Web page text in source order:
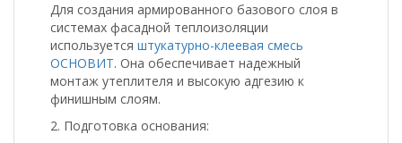
Для создания армированного базового слоя в
системах фасадной теплоизоляции
используется штукатурно-клеевая смесь
ОСНОВИТ. Она обеспечивает надежный
монтаж утеплителя и высокую адгезию к
финишным слоям.
2. Подготовка основания: